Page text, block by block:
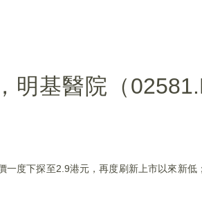
明基醫院（
度下探至2.9港元，再度刷新上市以來新低